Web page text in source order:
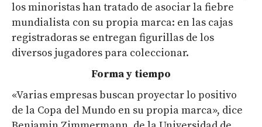
los minoristas han tratado de asociar la fiebre
mundialista con su propia marca: en las cajas
registradoras se entregan figurillas de los
diversos jugadores para coleccionar.
Forma y tiempo
«Varias empresas buscan proyectar lo positivo
de la Copa del Mundo en su propia marca», dice